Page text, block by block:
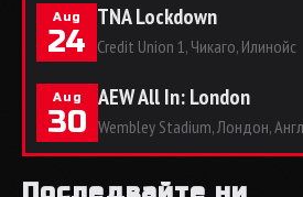
Aug
24
TNA Lockdown
Credit Union 1, Чикаго, Илинойс
Aug
30
AEW All In: London
Wembley Stadium, Лондон,